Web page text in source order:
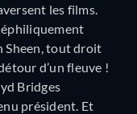
les films.
Sheen, tout droit
d’un fleuve !
Bridges
président. Et